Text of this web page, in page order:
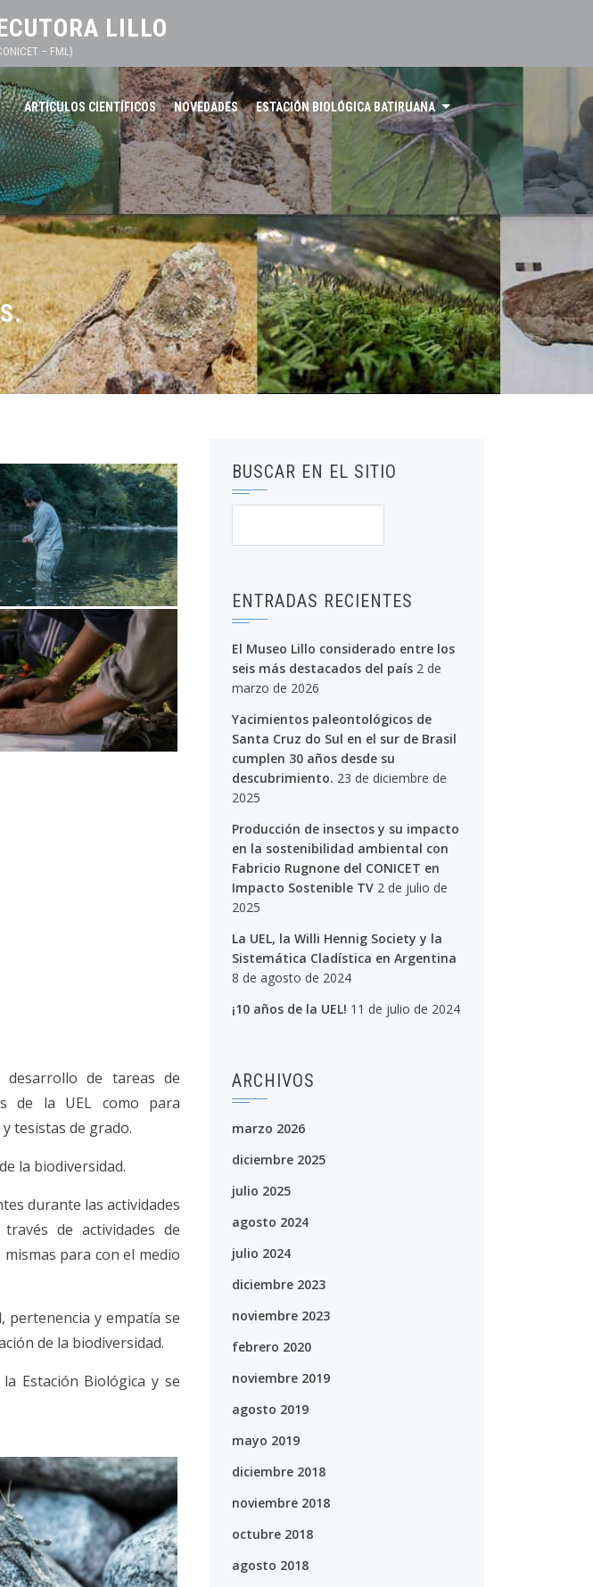
LILLO
– FML)
ARTÍCULOS CIENTÍFICOS NOVEDADES ESTACIÓN BIOLÓGICA BATIRUANA
desarrollo de tareas de
de la UEL como para
tesistas de grado.
la biodiversidad.
durante las actividades
de actividades de
para con el medio
pertenencia y empatía se
de la biodiversidad.
Estación Biológica y se
BUSCAR EN EL SITIO
ENTRADAS RECIENTES
El Museo Lillo considerado entre los
seis más destacados del país 2 de
marzo de 2026
Yacimientos paleontológicos de
Santa Cruz do Sul en el sur de Brasil
cumplen 30 años desde su
descubrimiento. 23 de diciembre de
2025
Producción de insectos y su impacto
en la sostenibilidad ambiental con
Fabricio Rugnone del CONICET en
Impacto Sostenible TV 2 de julio de
2025
La UEL, la Willi Hennig Society y la
Sistemática Cladística en Argentina
8 de agosto de 2024
¡10 años de la UEL! 11 de julio de 2024
ARCHIVOS
marzo 2026
diciembre 2025
julio 2025
agosto 2024
julio 2024
diciembre 2023
noviembre 2023
febrero 2020
noviembre 2019
agosto 2019
mayo 2019
diciembre 2018
noviembre 2018
octubre 2018
agosto 2018